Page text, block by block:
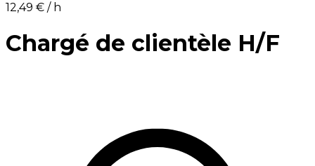
12,49 €⁩ / h
Chargé de clientèle H/F